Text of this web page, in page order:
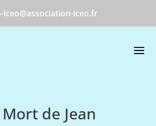
iceo@association-iceo.fr
de Jean